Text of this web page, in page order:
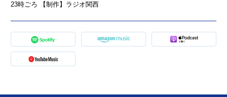
23時ごろ 【制作】ラジオ関西